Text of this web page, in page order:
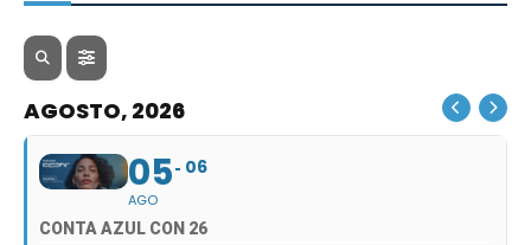
AGOSTO, 2026
05
AGO
06
CONTA AZUL CON 26